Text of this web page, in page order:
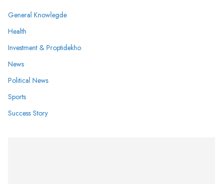
General Knowlegde
Health
Investment & Proptidekho
News
Political News
Sports
Success Story